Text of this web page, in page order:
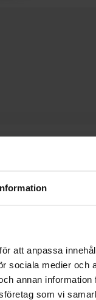
att anpassa
sociala medier och
annan information
som vi